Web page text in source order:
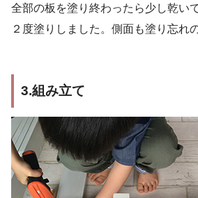
全部の板を塗り終わったら少し乾い
２度塗りしました。側面も塗り忘れ
3.組み立て